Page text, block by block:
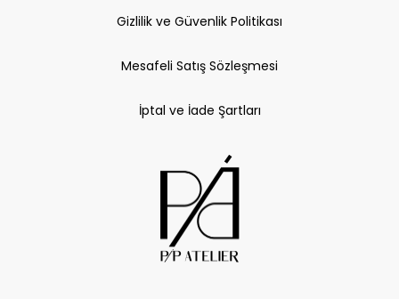
Gizlilik ve Güvenlik Politikası
Mesafeli Satış Sözleşmesi
İptal ve İade Şartları